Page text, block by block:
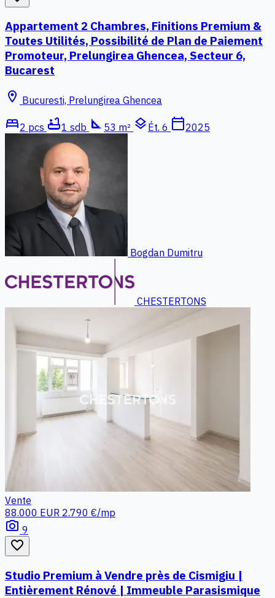
Appartement 2 Chambres, Finitions Premium &
Toutes Utilités, Possibilité de Plan de Paiement
Promoteur, Prelungirea Ghencea, Secteur 6,
Bucarest
location_on Bucuresti, Prelungirea Ghencea
bed2 pcs bathtub1 sdb square_foot 53 m² layers Ét. 6 calendar_today2025
Bogdan Dumitru
CHESTERTONS
Vente
88.000 EUR 2.790 €/mp
photo_camera 9
favorite_border
Studio Premium à Vendre près de Cismigiu |
Entièrement Rénové | Immeuble Parasismique